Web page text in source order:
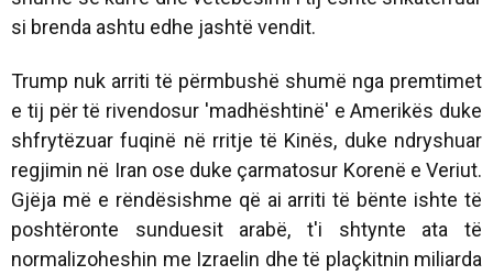
si brenda ashtu edhe jashtë vendit.
Trump nuk arriti të përmbushë shumë nga premtimet
e tij për të rivendosur 'madhështinë' e Amerikës duke
shfrytëzuar fuqinë në rritje të Kinës, duke ndryshuar
regjimin në Iran ose duke çarmatosur Korenë e Veriut.
Gjëja më e rëndësishme që ai arriti të bënte ishte të
poshtëronte sunduesit arabë, t'i shtynte ata të
normalizoheshin me Izraelin dhe të plaçkitnin miliarda